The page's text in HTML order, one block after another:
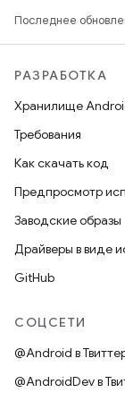
Последнее
РАЗРАБОТКА
Хранилище
Требования
Как скачать код
Предпросмотр
Заводские образы
Драйверы в виде
GitHub
СОЦСЕТИ
@Android в
@AndroidDev в